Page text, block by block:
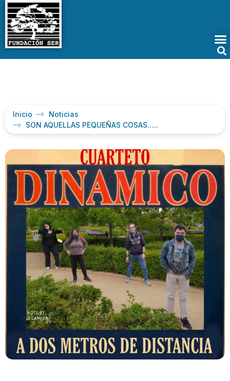
Inicio
Noticias
SON AQUELLAS PEQUEÑAS COSAS…..